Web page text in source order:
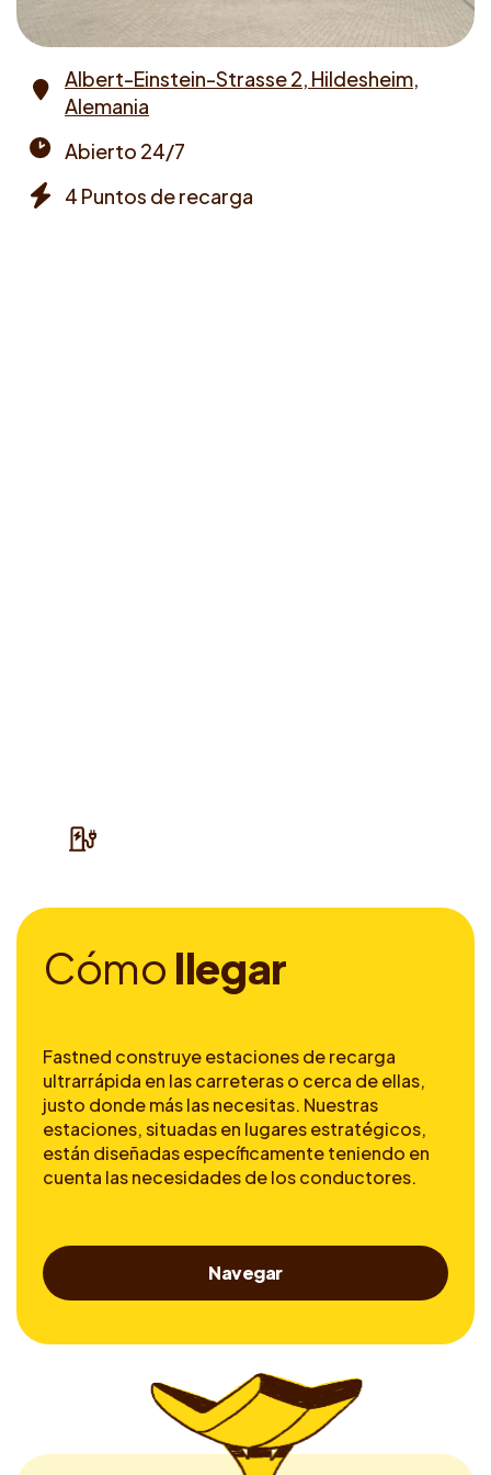
Address
Albert-Einstein-Strasse 2, Hildesheim,
Alemania
times
Abierto 24/7
4 Puntos de recarga
Cómo llegar
Fastned construye estaciones de recarga
ultrarrápida en las carreteras o cerca de ellas,
justo donde más las necesitas. Nuestras
estaciones, situadas en lugares estratégicos,
están diseñadas específicamente teniendo en
cuenta las necesidades de los conductores.
Navegar